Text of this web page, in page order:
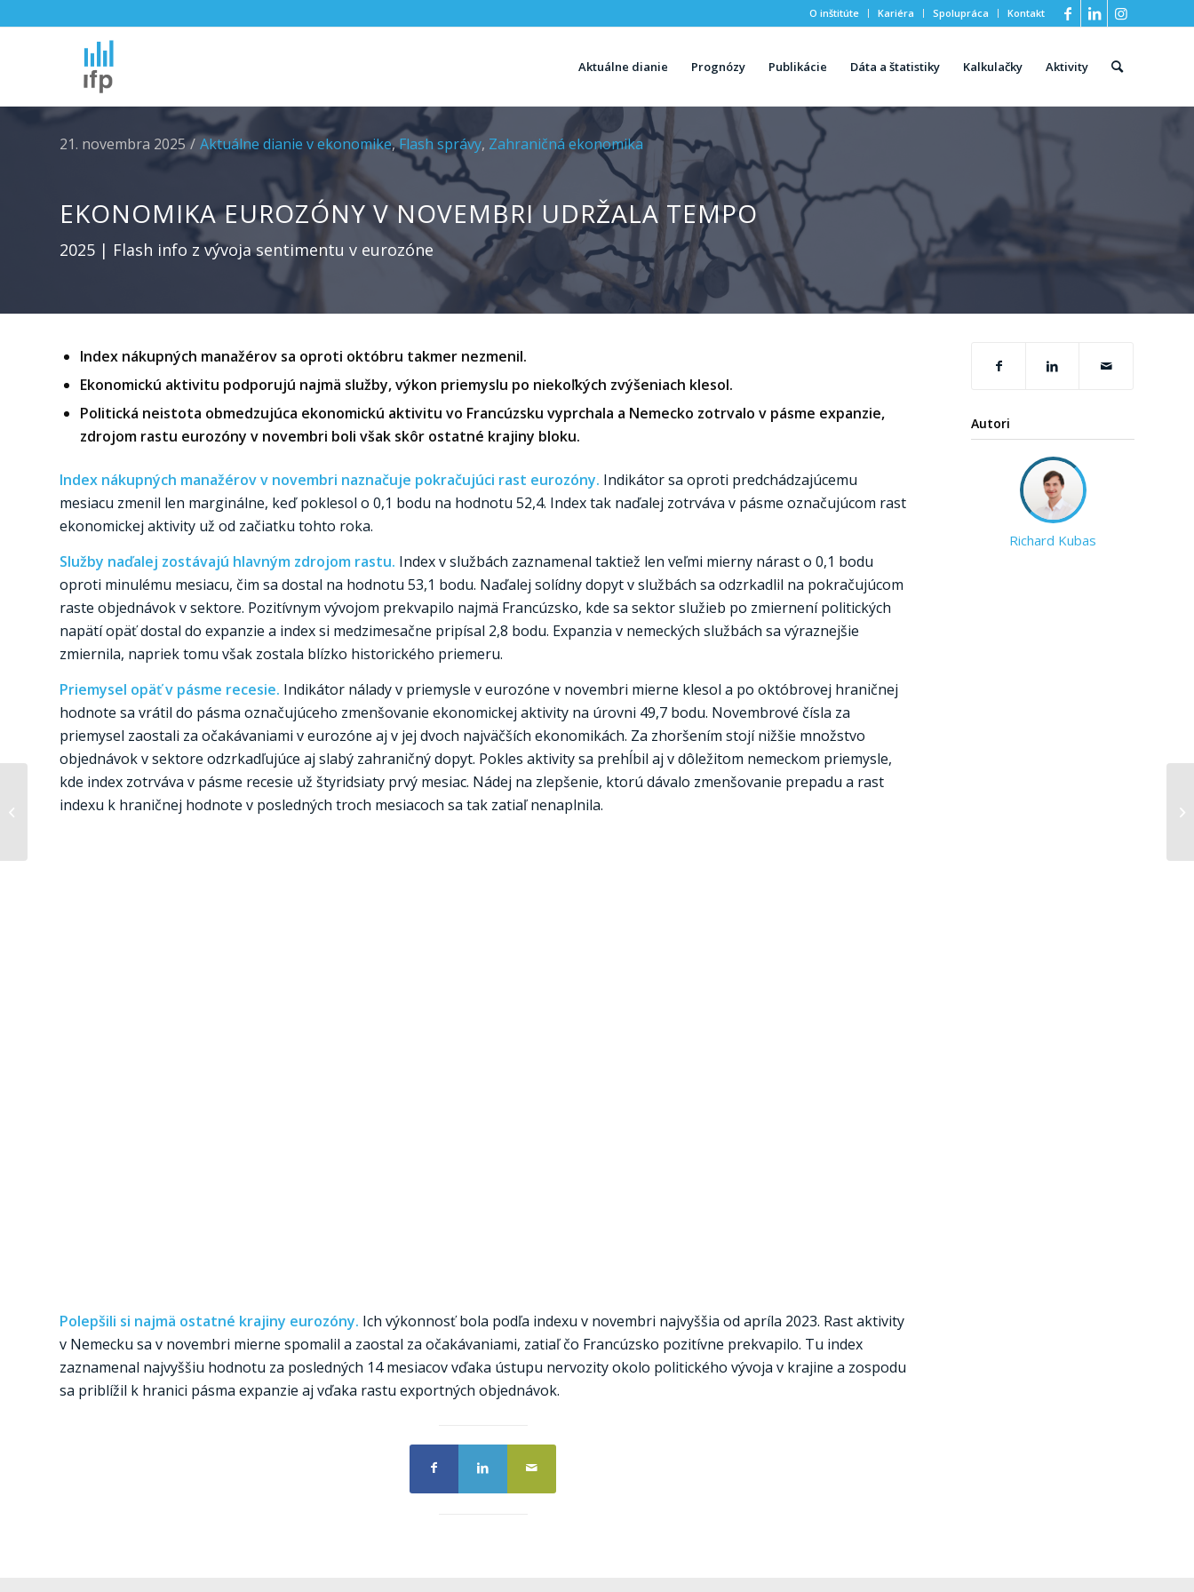
O inštitúte Kariéra Spolupráca Kontakt
Aktuálne dianie Prognózy Publikácie Dáta a štatistiky Kalkulačky Aktivity
21. novembra 2025 / Aktuálne dianie v ekonomike,Flash správy, Zahraničná ekonomika
EKONOMIKA EUROZÓNY V NOVEMBRI UDRŽALA TEMPO
2025 | Flash info z vývoja sentimentu v eurozóne
Index nákupných manažérov sa oproti októbru takmer nezmenil.
Ekonomickú aktivitu podporujú najmä služby, výkon priemyslu po niekoľkých zvýšeniach klesol.
Politická neistota obmedzujúca ekonomickú aktivitu vo Francúzsku vyprchala a Nemecko zotrvalo v pásme expanzie,
zdrojom rastu eurozóny v novembri boli však skôr ostatné krajiny bloku.
Index nákupných manažérov v novembri naznačuje pokračujúci rast eurozóny. Indikátor sa oproti predchádzajúcemu
mesiacu zmenil len marginálne, keď poklesol o 0,1 bodu na hodnotu 52,4. Index tak naďalej zotrváva v pásme označujúcom rast
ekonomickej aktivity už od začiatku tohto roka.
Služby naďalej zostávajú hlavným zdrojom rastu. Index v službách zaznamenal taktiež len veľmi mierny nárast o 0,1 bodu
oproti minulému mesiacu, čim sa dostal na hodnotu 53,1 bodu. Naďalej solídny dopyt v službách sa odzrkadlil na pokračujúcom
raste objednávok v sektore. Pozitívnym vývojom prekvapilo najmä Francúzsko, kde sa sektor služieb po zmiernení politických
napätí opäť dostal do expanzie a index si medzimesačne pripísal 2,8 bodu. Expanzia v nemeckých službách sa výraznejšie
zmiernila, napriek tomu však zostala blízko historického priemeru.
Priemysel opäť v pásme recesie. Indikátor nálady v priemysle v eurozóne v novembri mierne klesol a po októbrovej hraničnej
hodnote sa vrátil do pásma označujúceho zmenšovanie ekonomickej aktivity na úrovni 49,7 bodu. Novembrové čísla za
priemysel zaostali za očakávaniami v eurozóne aj v jej dvoch najväčších ekonomikách. Za zhoršením stojí nižšie množstvo
objednávok v sektore odzrkadľujúce aj slabý zahraničný dopyt. Pokles aktivity sa prehĺbil aj v dôležitom nemeckom priemysle,
kde index zotrváva v pásme recesie už štyridsiaty prvý mesiac. Nádej na zlepšenie, ktorú dávalo zmenšovanie prepadu a rast
indexu k hraničnej hodnote v posledných troch mesiacoch sa tak zatiaľ nenaplnila.
Autori
Richard Kubas
Polepšili si najmä ostatné krajiny eurozóny. Ich výkonnosť bola podľa indexu v novembri najvyššia od apríla 2023. Rast aktivity
v Nemecku sa v novembri mierne spomalil a zaostal za očakávaniami, zatiaľ čo Francúzsko pozitívne prekvapilo. Tu index
zaznamenal najvyššiu hodnotu za posledných 14 mesiacov vďaka ústupu nervozity okolo politického vývoja v krajine a zospodu
sa priblížil k hranici pásma expanzie aj vďaka rastu exportných objednávok.
Riziko straty práce na
päťročnom maxime